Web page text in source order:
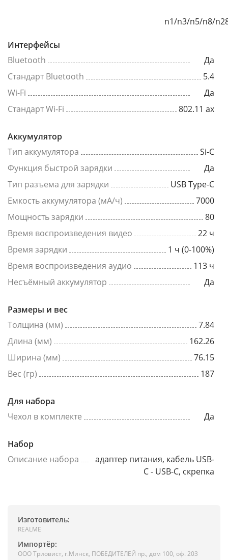
n1/n3/n5/n8/
Интерфейсы
Bluetooth
Да
Стандарт Bluetooth
5.4
Wi-Fi
Да
Стандарт Wi-Fi
802.11 ax
Аккумулятор
Тип аккумулятора
Si-C
Функция быстрой зарядки
Да
Тип разъема для зарядки
USB Type-C
Емкость аккумулятора (мА/ч)
7000
Мощность зарядки
80
Время воспроизведения видео
22 ч
Время зарядки
1 ч (0-100%)
Время воспроизведения аудио
113 ч
Несъёмный аккумулятор
Да
Размеры и вес
Толщина (мм)
7.84
Длина (мм)
162.26
Ширина (мм)
76.15
Вес (гр)
187
Для набора
Чехол в комплекте
Да
Набор
Описание набора
адаптер питания, кабель USB-
C - USB-C, скрепка
Изготовитель:
REALME
Импортёр:
ООО Триовист, г.Минск, ПОБЕДИТЕЛЕЙ пр., дом 100, оф. 203